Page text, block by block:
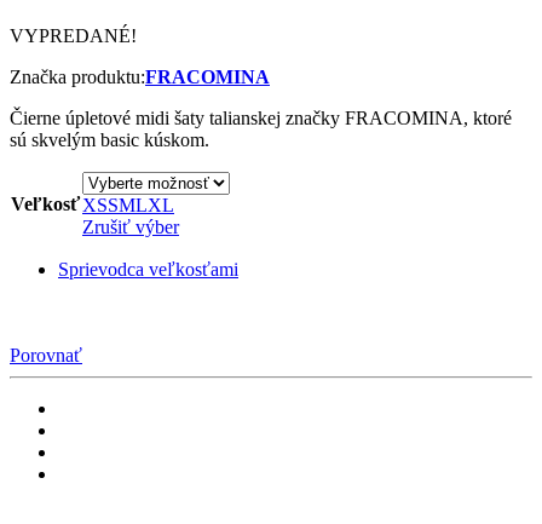
VYPREDANÉ!
Značka produktu:FRACOMINA
Čierne úpletové midi šaty talianskej značky FRACOMINA, ktoré
sú skvelým basic kúskom.
VeľkosťXSSMLXL
Zrušiť výber
Sprievodca veľkosťami
Porovnať